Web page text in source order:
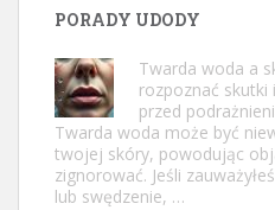
PORADY UDODY
Twarda woda a
rozpoznać skutki
przed
Twarda woda może być
twojej skóry, powodując
zignorować. Jeśli
lub swędzenie, …